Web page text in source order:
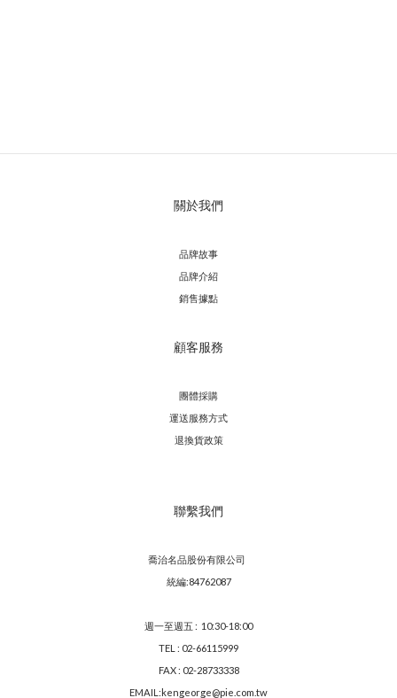
關於我們
品牌故事
品牌介紹
銷售據點
顧客服務
團體採購
運送服務方式
退換貨政策
聯繫我們
喬治名品股份有限公司
統編:84762087
週一至週五 : 10:30-18:00
TEL : 02-66115999
FAX : 02-28733338
EMAIL:kengeorge@pie.com.tw